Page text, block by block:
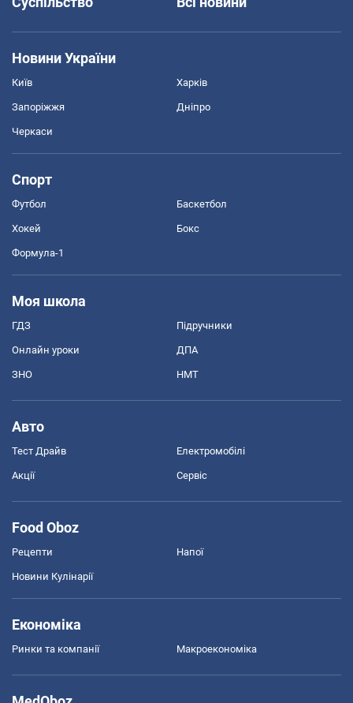
Новини України
Київ Харків
Запоріжжя Дніпро
Черкаси
Спорт
Футбол Баскетбол
Хокей Бокс
Формула-1
Моя школа
ГДЗ Підручники
Онлайн уроки ДПА
ЗНО НМТ
Авто
Тест Драйв Електромобілі
Акції Сервіс
Food Oboz
Рецепти Напої
Новини Кулінарії
Економіка
Ринки та компанії Макроекономіка